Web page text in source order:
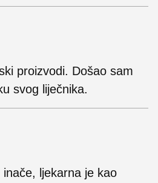
proizvodi. Došao sam
svog liječnika.
ljekarna je kao